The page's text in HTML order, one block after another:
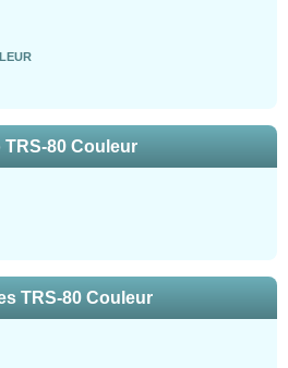
TRS-80 Couleur
TRS-80 Couleur